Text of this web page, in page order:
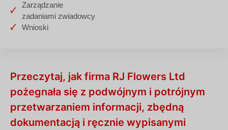
Zarządzanie
zadaniami zwiadowcy
Wnioski
Przeczytaj, jak firma RJ Flowers Ltd
pożegnała się z podwójnym i potrójnym
przetwarzaniem informacji, zbędną
dokumentacją i ręcznie wypisanymi